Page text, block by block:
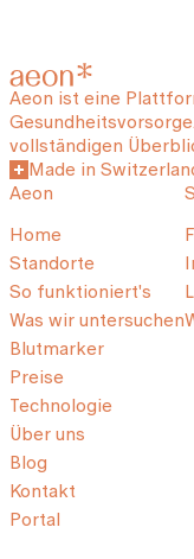
Aeon ist eine
vollständigen
Made in
Aeon
Home
Standorte
So funktioniert's
Was wir untersuchen
Blutmarker
Preise
Technologie
Über uns
Blog
Kontakt
Portal